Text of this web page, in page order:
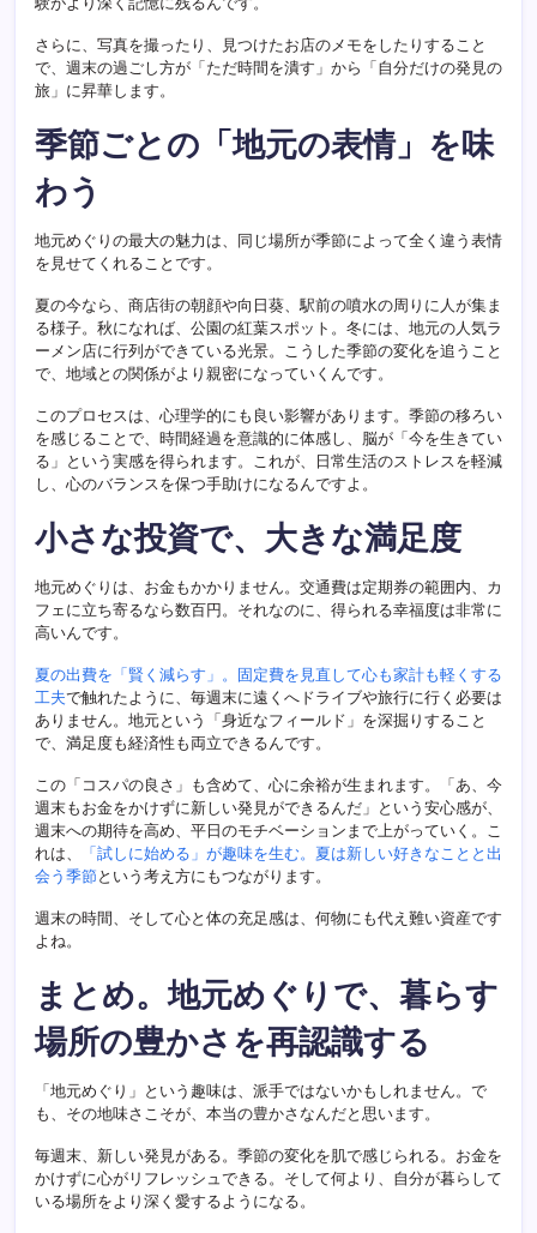
さらに、写真を撮ったり、見つけたお店のメモをしたりすること
で、週末の過ごし方が「ただ時間を潰す」から「自分だけの発見の
旅」に昇華します。
季節ごとの「地元の表情」を味
わう
地元めぐりの最大の魅力は、同じ場所が季節によって全く違う表情
を見せてくれることです。
夏の今なら、商店街の朝顔や向日葵、駅前の噴水の周りに人が集ま
る様子。秋になれば、公園の紅葉スポット。冬には、地元の人気ラ
ーメン店に行列ができている光景。こうした季節の変化を追うこと
で、地域との関係がより親密になっていくんです。
このプロセスは、心理学的にも良い影響があります。季節の移ろい
を感じることで、時間経過を意識的に体感し、脳が「今を生きてい
る」という実感を得られます。これが、日常生活のストレスを軽減
し、心のバランスを保つ手助けになるんですよ。
小さな投資で、大きな満足度
地元めぐりは、お金もかかりません。交通費は定期券の範囲内、カ
フェに立ち寄るなら数百円。それなのに、得られる幸福度は非常に
高いんです。
夏の出費を「賢く減らす」。固定費を見直して心も家計も軽くする
工夫で触れたように、毎週末に遠くへドライブや旅行に行く必要は
ありません。地元という「身近なフィールド」を深掘りすること
で、満足度も経済性も両立できるんです。
この「コスパの良さ」も含めて、心に余裕が生まれます。「あ、今
週末もお金をかけずに新しい発見ができるんだ」という安心感が、
週末への期待を高め、平日のモチベーションまで上がっていく。こ
れは、
「試しに始める」が趣味を生む。夏は新しい好きなことと出
会う季節 という考え方にもつながります。
週末の時間、そして心と体の充足感は、何物にも代え難い資産です
よね。
まとめ。地元めぐりで、暮らす
場所の豊かさを再認識する
「地元めぐり」という趣味は、派手ではないかもしれません。で
も、その地味さこそが、本当の豊かさなんだと思います。
毎週末、新しい発見がある。季節の変化を肌で感じられる。お金を
かけずに心がリフレッシュできる。そして何より、自分が暮らして
いる場所をより深く愛するようになる。